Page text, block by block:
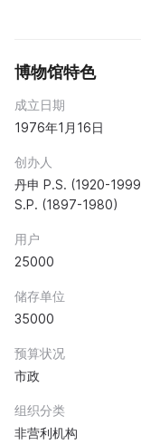
博物馆特色
成立日期
1976年1月16日
创办人
丹申 P.S. (1920-
S.P. (1897-1980)
用户
25000
储存单位
35000
预算状况
市政
组织分类
非营利机构